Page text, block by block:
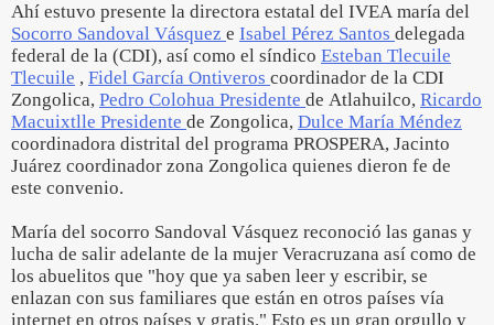
Ahí estuvo presente la directora estatal del IVEA maría del
Socorro Sandoval Vásquez e Isabel Pérez Santos delegada
federal de la (CDI), así como el síndico Esteban Tlecuile
Tlecuile , Fidel García Ontiveros coordinador de la CDI
Zongolica, Pedro Colohua Presidente de Atlahuilco, Ricardo
Macuixtlle Presidente de Zongolica, Dulce María Méndez
coordinadora distrital del programa PROSPERA, Jacinto
Juárez coordinador zona Zongolica quienes dieron fe de
este convenio.
María del socorro Sandoval Vásquez reconoció las ganas y
lucha de salir adelante de la mujer Veracruzana así como de
los abuelitos que "hoy que ya saben leer y escribir, se
enlazan con sus familiares que están en otros países vía
internet en otros países y gratis." Esto es un gran orgullo y